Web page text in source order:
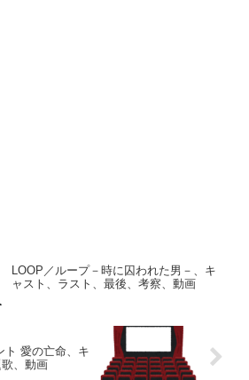
LOOP／ループ－時に囚われた男－、キ
ャスト、ラスト、最後、考察、動画
ト 愛の亡命、キ
、動画